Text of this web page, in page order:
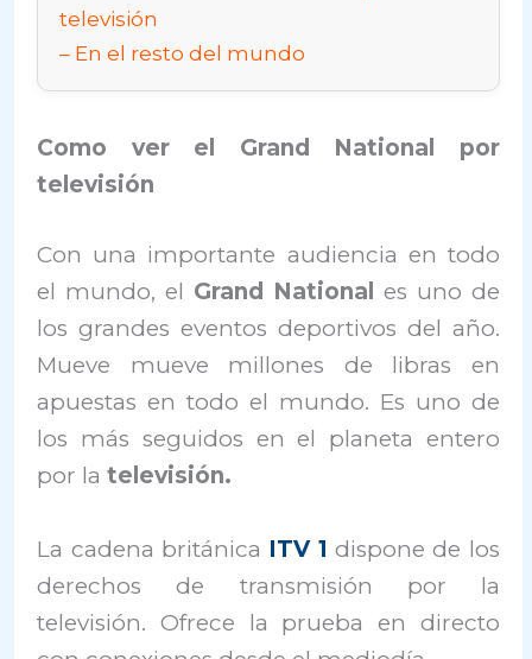
televisión
En el resto del mundo
Como ver el Grand National por
televisión
Con una importante audiencia en todo
el mundo, el Grand National
es uno de
los grandes eventos deportivos del año.
Mueve mueve millones de libras en
apuestas en todo el mundo. Es uno de
los más seguidos en el planeta entero
por latelevisión.
La cadena británica ITV 1 dispone de los
derechos de transmisión por la
televisión. Ofrece la prueba en directo